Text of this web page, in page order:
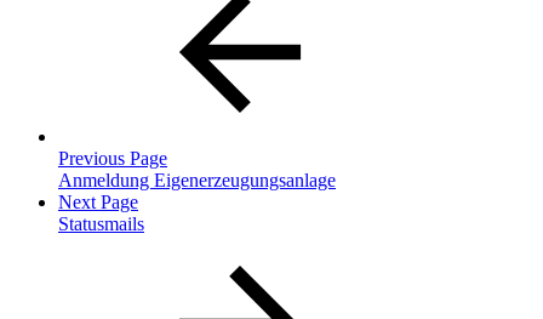
Previous Page
Anmeldung Eigenerzeugungsanlage
Next Page
Statusmails